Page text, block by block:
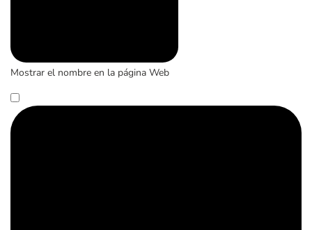
Mostrar el nombre en la página Web